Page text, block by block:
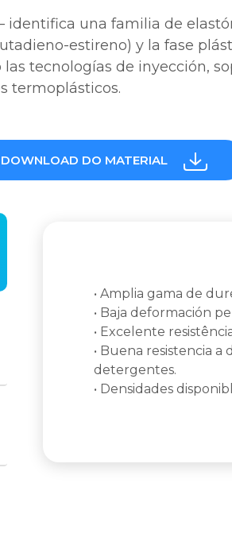
identifica una familia de
estireno) y la fase
tecnologías de inyección,
termoplásticos.
DOWNLOAD DO MATERIAL
• Amplia gama de
• Baja deformación
• Excelente
• Buena resistencia a
detergentes.
• Densidades